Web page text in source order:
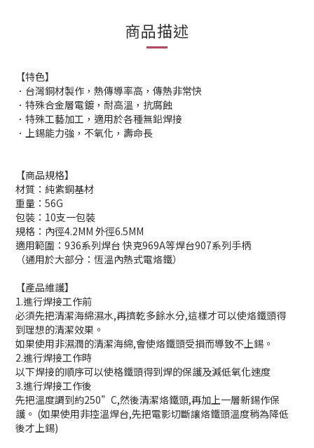
商品描述
【特色】
．台灣銅材製作，熱傳導率高，傳熱非常快
．特殊合金層電鍍，耐高溫，抗腐蝕
．特殊工藝加工，適用於各種無鉛焊接
．上錫能力強，不氧化，壽命長
【商品規格】
材質：純紫銅基材
重量：56G
包裝：10支一包裝
規格：內徑4.2MM 外徑6.5MM
適用範圍：936系列焊台 快克969A等焊台907系列手柄
（通用於大部分：恆溫內熱式電烙鐵）
【產品維護】
1.進行焊接工作前
必須先把清潔海綿濕水,再擠乾多餘水分,這樣才可以使烙鐵頭得
到理想的清潔效果。
如果使用非濕潤的清潔海綿,會使烙鐵頭受損而導致不上錫。
2.進行焊接工作時
以下焊接的順序可以使格鐵頭得到焊的保護及減低氧化速度
3.進行焊接工作後
先把溫度調到約250”C,然後清潔烙鐵頭,再加上一層新錫作保
護。 (如果使用非控溫焊台,先把電影切斷讓烙鐵頭溫度稍為降低
後才上錫)